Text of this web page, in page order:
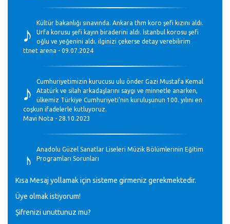
♪
Kültür bakanlığı sınavında. Ankara thm koro şefi kızını aldı.
Urfa korusu şefi kayın biraderini aldı. İstanbul korosu şefi
oğlu ve yeğenini aldı. ilginizi çekerse detay verebilirim
ttnet arena - 09.07.2024
♪
Cumhuriyetimizin kurucusu ulu önder Gazi Mustafa Kemal
Atatürk ve silah arkadaşlarını saygı ve minnetle anarken,
ülkemiz Türkiye Cumhuriyeti’nin kuruluşunun 100. yılını en
coşkun ifadelerle kutluyoruz.
Mavi Nota - 28.10.2023
♪
Anadolu Güzel Sanatlar Liseleri Müzik Bölümlerinin Eğitim
Programları Sorunları
♪
GEÇMİŞ OLSUN TÜRKİYE!
Mavi Nota - 07.02.2023
Kısa Mesaj yollamak için sisteme girmeniz gerekmektedir.
Üye olmak istiyorum!
Şifrenizi unuttunuz mu?